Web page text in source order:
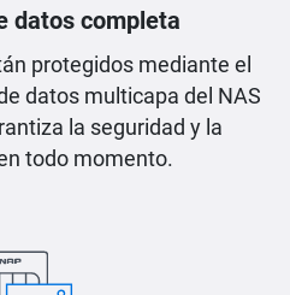
datos completa
protegidos mediante el
datos multicapa del NAS
la seguridad y la
todo momento.